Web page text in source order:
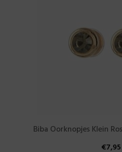
Biba Oorknopjes Klein
€7,95